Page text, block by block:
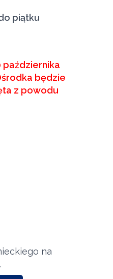
piątku
października
będzie
z powodu
na